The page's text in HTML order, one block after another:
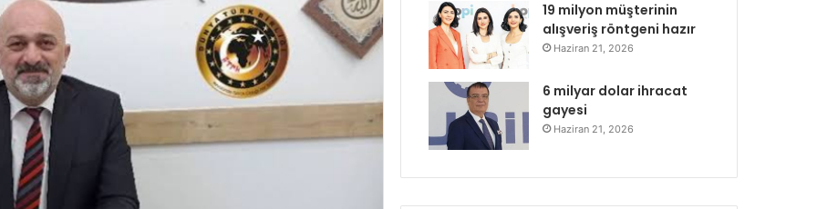
19 milyon müşterinin
alışveriş röntgeni hazır
Haziran 21, 2026
6 milyar dolar ihracat
gayesi
Haziran 21, 2026